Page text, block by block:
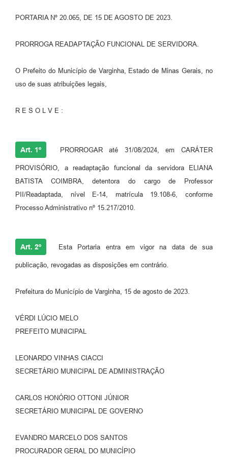
PORTARIA Nº 20.065, DE 15 DE AGOSTO DE 2023.
PRORROGA READAPTAÇÃO FUNCIONAL DE SERVIDORA.
O Prefeito do Município de Varginha, Estado de Minas Gerais, no
uso de suas atribuições legais,
R E S O L V E :
Art. 1º PRORROGAR até 31/08/2024, em CARÁTER
PROVISÓRIO, a readaptação funcional da servidora ELIANA
BATISTA COIMBRA, detentora do cargo de Professor
PII/Readaptada, nível E-14, matrícula 19.108-6, conforme
Processo Administrativo nº 15.217/2010.
Art. 2º Esta Portaria entra em vigor na data de sua
publicação, revogadas as disposições em contrário.
Prefeitura do Município de Varginha, 15 de agosto de 2023.
VÉRDI LÚCIO MELO
PREFEITO MUNICIPAL
LEONARDO VINHAS CIACCI
SECRETÁRIO MUNICIPAL DE ADMINISTRAÇÃO
CARLOS HONÓRIO OTTONI JÚNIOR
SECRETÁRIO MUNICIPAL DE GOVERNO
EVANDRO MARCELO DOS SANTOS
PROCURADOR GERAL DO MUNICÍPIO